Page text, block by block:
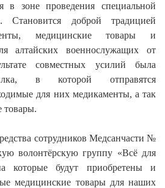
в зоне проведения специальной
Становится доброй традицией
медицинские товары и
алтайских военнослужащих от
совместных усилий была
в которой отправятся
для них медикаменты, а так
товары.
сотрудников Медсанчасти №
волонтёрскую группу «Всё для
которые будут приобретены и
медицинские товары для наших